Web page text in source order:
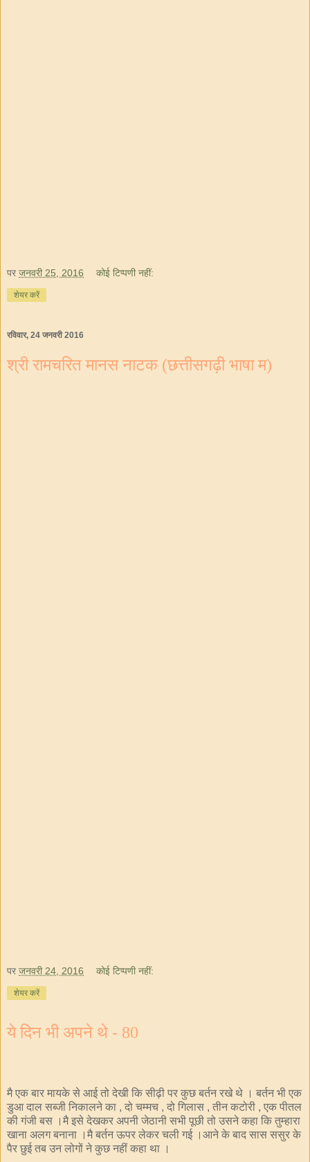
पर जनवरी 25, 2016 कोई टिप्पणी नहीं:
शेयर करें
रविवार, 24 जनवरी 2016
श्री रामचरित मानस नाटक (छत्तीसगढ़ी भाषा म)
पर जनवरी 24, 2016 कोई टिप्पणी नहीं:
शेयर करें
ये दिन भी अपने थे - 80
मै एक बार मायके से आई तो देखी कि सीढ़ी पर कुछ बर्तन रखे थे । बर्तन भी एक
डुआ दाल सब्जी निकालने का , दो चम्मच , दो गिलास , तीन कटोरी , एक पीतल
की गंजी बस ।मै इसे देखकर अपनी जेठानी सभी पूछी तो उसने कहा कि तुम्हारा
खाना अलग बनाना ।मै बर्तन ऊपर लेकर चली गई ।आने के बाद सास ससुर के
पैर छुई तब उन लोगों ने कुछ नहीं कहा था ।